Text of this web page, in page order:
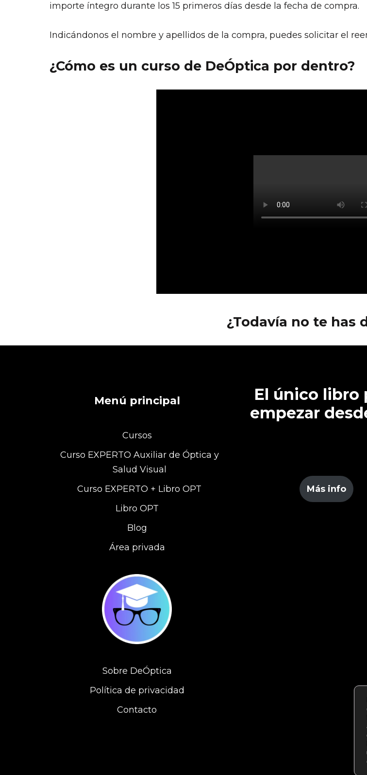
importe íntegro durante los 15 primeros días desde la fecha de compra.
Indicándonos el nombre y apellidos de la compra, puedes solicitar el
¿Cómo es un curso de DeÓptica por dentro?
¿Todavía no te has
Menú principal
Cursos
Curso EXPERTO Auxiliar de Óptica y
Salud Visual
Curso EXPERTO + Libro OPT
Libro OPT
Blog
Área privada
Sobre DeÓptica
Política de privacidad
Contacto
El único libro
empezar
Más info